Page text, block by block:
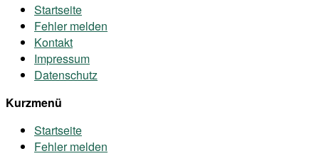
Startseite
Fehler melden
Kontakt
Impressum
Datenschutz
Kurzmenü
Startseite
Fehler melden